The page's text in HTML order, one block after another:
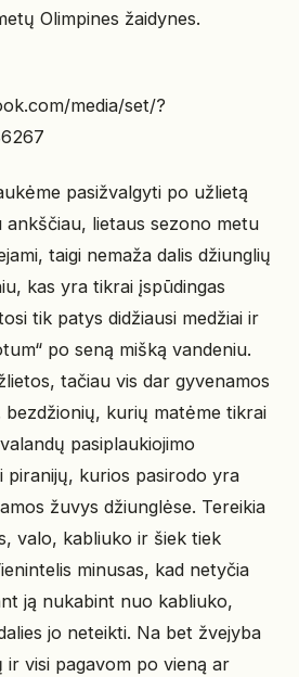
Olimpines žaidynes.
media/set/?
pasižvalgyti po užlietą
ankščiau, lietaus sezono metu
taigi nemaža dalis džiunglių
kas yra tikrai įspūdingas
tik patys didžiausi medžiai ir
po seną mišką vandeniu.
tačiau vis dar gyvenamos
kurių matėme tikrai
pasiplaukiojimo
piranijų, kurios pasirodo yra
žuvys džiunglėse. Tereikia
valo, kabliuko ir šiek tiek
minusas, kad netyčia
ją nukabint nuo kabliuko,
jo neteikti. Na bet žvejyba
ir visi pagavom po vieną ar